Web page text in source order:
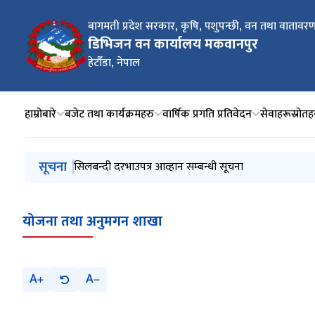
बागमती प्रदेश सरकार, कृषि, पशुपन्छी, वन तथा
डिभिजन वन कार्यालय मकवानपुर
हेटौँडा, नेपाल
हाम्रोबारे बजेट तथा कार्यक्रमहरु वार्षिक प्रगति प्रतिवेदन सेवाहरू
मुख्य नेभिगेसनमा जानुहोस्
सूचना क्याटलग सपिङ्ग विधिबाट सवारीसाधन खरिद सम्बन्धी
सिलबन्दी दरभाउपत्र आव्हान सम्बन्धी सूचना
२८ औँ भूकम्प दिवस, २०८२
समृद्धिका लागि वन, हरित उद्यमको लागि ऋण प्रवाह मार्फत
सम्पत्ति विवरण बुझाउने सम्बन्धी सूचना
योजना तथा अनुमगन शाखा
A A